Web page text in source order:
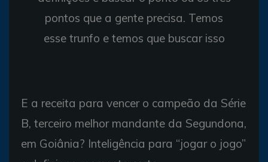
pontos que a gente precisa. Temos
esse trunfo e temos que buscar isso
E a receita para vencer o campeão da Série
B, terceiro melhor mandante da Segundona,
em Goiânia? Inteligência para “jogar o jogo”